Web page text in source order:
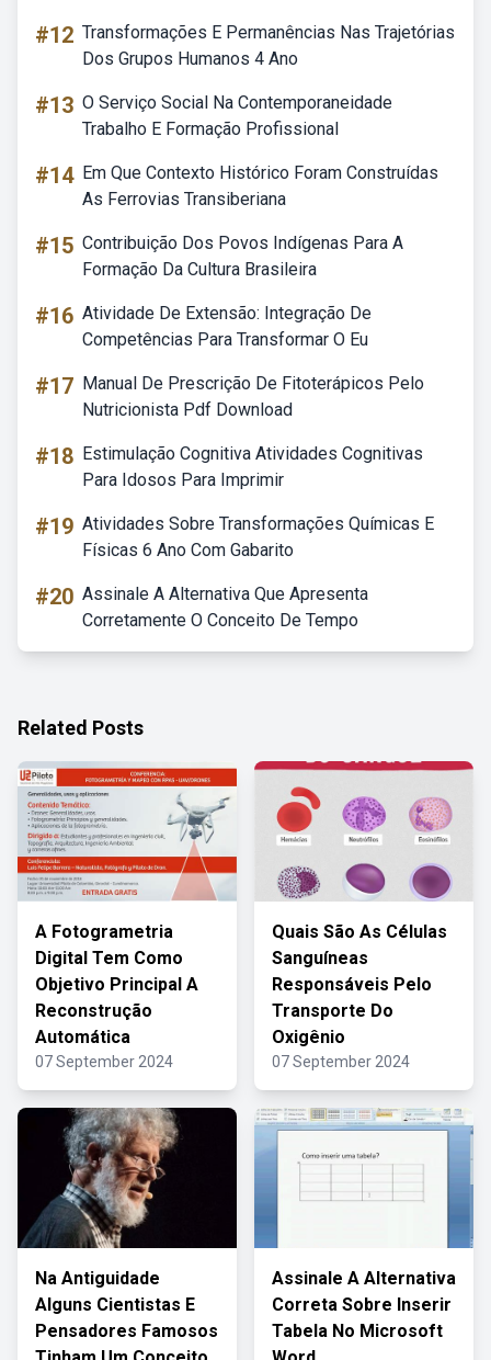
#12 Transformações E Permanências Nas Trajetórias
Dos Grupos Humanos 4 Ano
#13 O Serviço Social Na Contemporaneidade
Trabalho E Formação Profissional
#14 Em Que Contexto Histórico Foram Construídas
As Ferrovias Transiberiana
#15 Contribuição Dos Povos Indígenas Para A
Formação Da Cultura Brasileira
#16 Atividade De Extensão: Integração De
Competências Para Transformar O Eu
#17 Manual De Prescrição De Fitoterápicos Pelo
Nutricionista Pdf Download
#18 Estimulação Cognitiva Atividades Cognitivas
Para Idosos Para Imprimir
#19 Atividades Sobre Transformações Químicas E
Físicas 6 Ano Com Gabarito
#20 Assinale A Alternativa Que Apresenta
Corretamente O Conceito De Tempo
Related Posts
A Fotogrametria
Digital Tem Como
Objetivo Principal A
Reconstrução
Automática
07 September 2024
Quais São As Células
Sanguíneas
Responsáveis Pelo
Transporte Do
Oxigênio
07 September 2024
Na Antiguidade
Alguns Cientistas E
Pensadores Famosos
Assinale A Alternativa
Correta Sobre Inserir
Tabela No Microsoft